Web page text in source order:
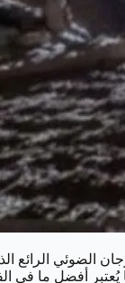
الرائع
أفضل ما في